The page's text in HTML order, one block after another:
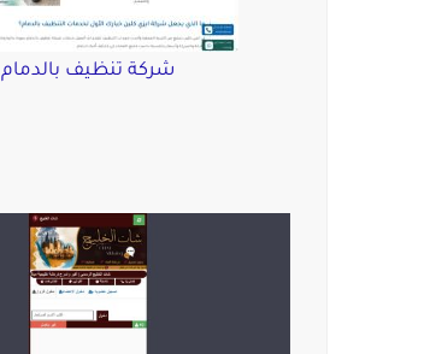
شركة تنظيف بالدمام